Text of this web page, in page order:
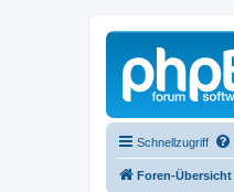
Schnellzugriff
Foren-Übersicht